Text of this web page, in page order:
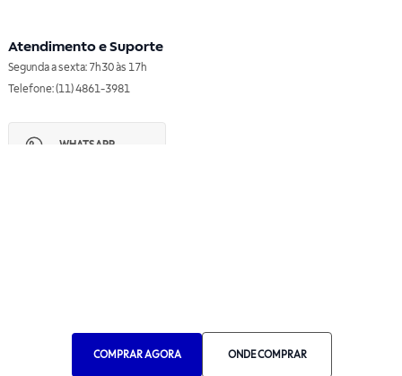
COMPRAR AGORA ONDE COMPRAR
Atendimento e Suporte
Segunda a sexta: 7h30 às 17h
Telefone: (11) 4861-3981
WHATSAPP
RA 1000